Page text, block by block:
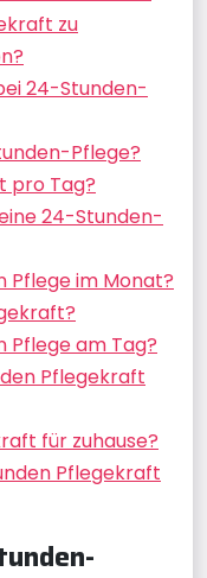
zu
24-Stunden-
Pflege?
pro Tag?
24-Stunden-
Pflege im Monat?
Pflege am Tag?
Pflegekraft
für zuhause?
Pflegekraft